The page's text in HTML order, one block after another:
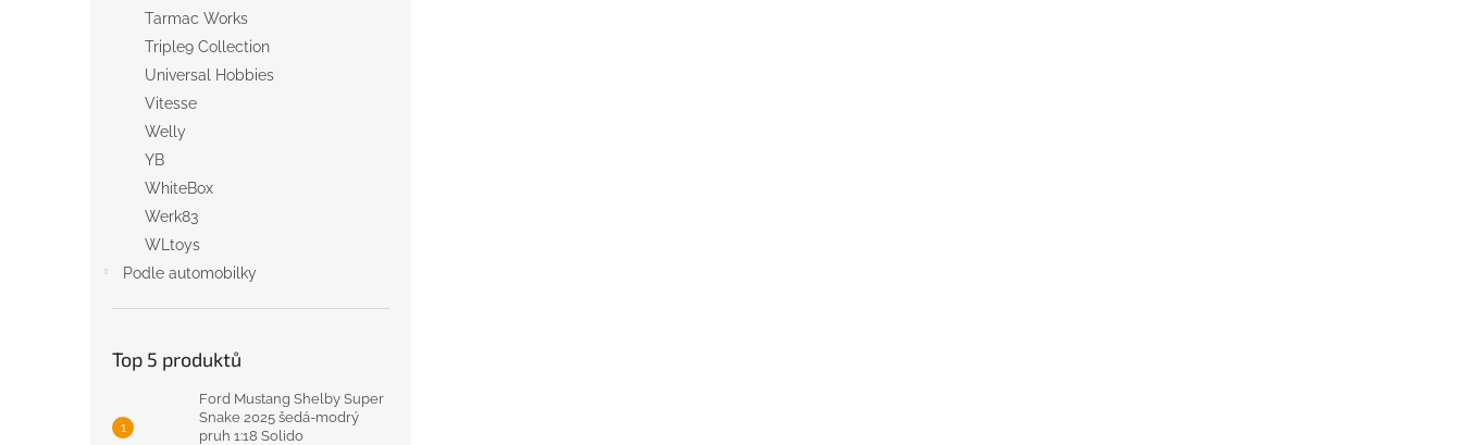
Tarmac Works
Triple9 Collection
Universal Hobbies
Vitesse
Welly
YB
WhiteBox
Werk83
WLtoys
Podle automobilky
Top 5 produktů
Ford Mustang Shelby Super
Snake 2025 šedá-modrý
pruh 1:18 Solido